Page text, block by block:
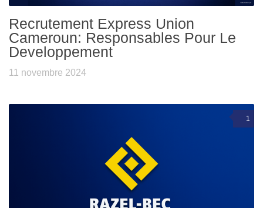
Recrutement Express Union
Cameroun: Responsables Pour Le
Developpement
11 novembre 2024
1